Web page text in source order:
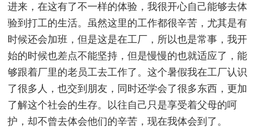
进来，在这有了不一样的体验，我很开心自己能够去体
验到打工的生活。虽然这里的工作都很辛苦，尤其是有
时候还会加班，但是这是在工厂，所以也是常事，我开
始的时候也差点不能坚持，但是慢慢的也就适应了，能
够跟着厂里的老员工去工作了。这个暑假我在工厂认识
了很多人，也交到朋友，同时还学会了很多东西，更加
了解这个社会的生存。以往自己只是享受着父母的呵
护，却不曾去体会他们的辛苦，现在我体会到了。